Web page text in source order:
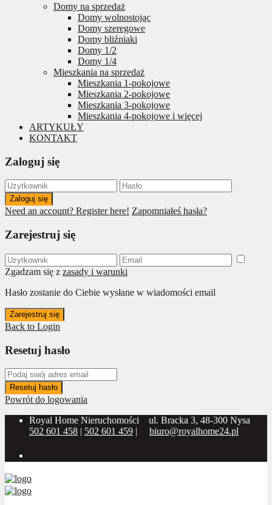
Domy na sprzedaż
Domy wolnostojąc
Domy szeregowe
Domy bliźniaki
Domy 1/2
Domy 1/4
Mieszkania na sprzedaż
Mieszkania 1-pokojowe
Mieszkania 2-pokojowe
Mieszkania 3-pokojowe
Mieszkania 4-pokojowe i więcej
ARTYKUŁY
KONTAKT
Zaloguj się
Zaloguj się
Need an account? Register here! Zapomniałeś hasła?
Zarejestruj się
Zgadzam się z zasady i warunki
Hasło zostanie do Ciebie wysłane w wiadomości email
Zarejestruj się
Back to Login
Resetuj hasło
Resetuj hasło
Powrót do logowania
Royal Home Nieruchomości
ul. Bracka 3, 48-300 Nysa
502 601 458 | 502 601 459 | biuro@royalhome24.pl